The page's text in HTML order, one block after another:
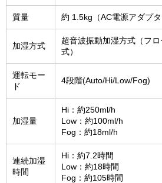
質量 約 1.5kg（AC電源アダプタ
加湿方式
超音波振動加湿方式（フ
式）
運転モー
ド
4段階(Auto/Hi/Low/Fog)
加湿量
Hi：約250ml/h
Low：約100ml/h
Fog：約18ml/h
連続加湿
時間
Hi：約7.2時間
Low：約18時間
Fog：約105時間